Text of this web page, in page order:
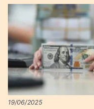
19/06/2025